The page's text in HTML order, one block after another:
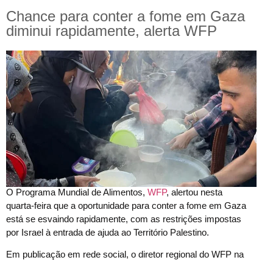
Chance para conter a fome em Gaza
diminui rapidamente, alerta WFP
O Programa Mundial de Alimentos, WFP, alertou nesta
quarta-feira que a oportunidade para conter a fome em Gaza
está se esvaindo rapidamente, com as restrições impostas
por Israel à entrada de ajuda ao Território Palestino.
Em publicação em rede social, o diretor regional do WFP na